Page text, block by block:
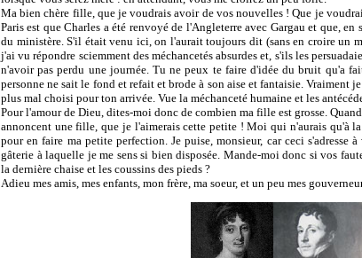
Ma bien chère fille, que je voudrais avoir de vos nouvelles ! Que je
Paris est que Charles a été renvoyé de l'Angleterre avec Gargau et que,
du ministère. S'il était venu ici, on l'aurait toujours dit (sans en croire un
j'ai vu répondre sciemment des méchancetés absurdes et, s'ils les
n'avoir pas perdu une journée. Tu ne peux te faire d'idée du bruit qu'a
personne ne sait le fond et refait et brode à son aise et fantaisie. Vraiment
plus mal choisi pour ton arrivée. Vue la méchanceté humaine et les
Pour l'amour de Dieu, dites-moi donc de combien ma fille est grosse.
annoncent une fille, que je l'aimerais cette petite ! Moi qui n'aurais qu'à
pour en faire ma petite perfection. Je puise, monsieur, car ceci s'adresse
gâterie à laquelle je me sens si bien disposée. Mande-moi donc si vos
la dernière chaise et les coussins des pieds ?
Adieu mes amis, mes enfants, mon frère, ma soeur, et un peu mes